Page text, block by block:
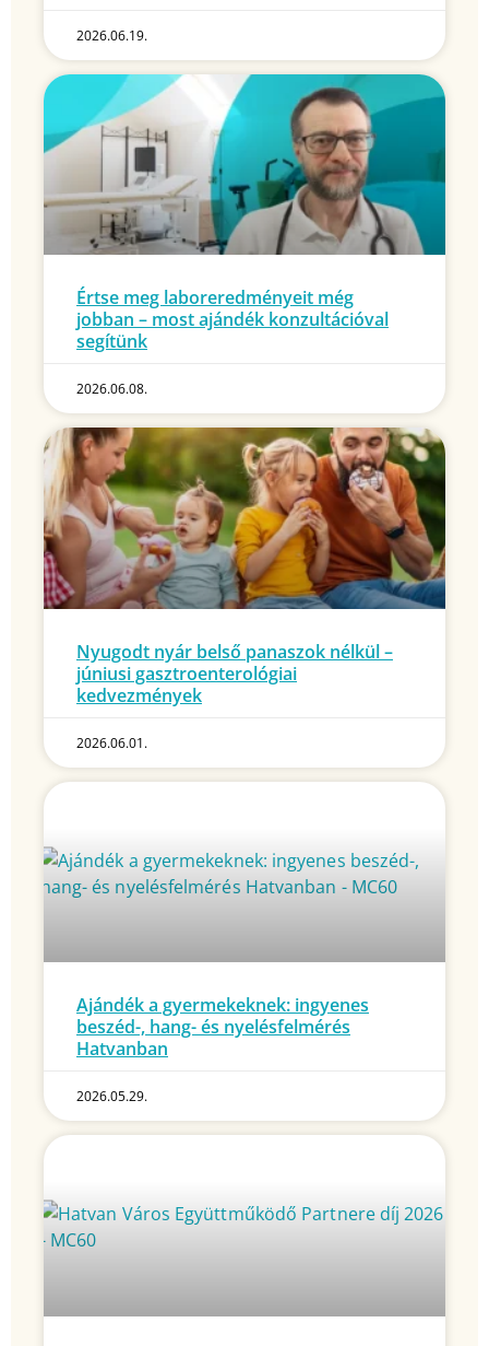
2026.06.19.
Értse meg laboreredményeit még
jobban – most ajándék konzultációval
segítünk
2026.06.08.
Nyugodt nyár belső panaszok nélkül –
júniusi gasztroenterológiai
kedvezmények
2026.06.01.
Ajándék a gyermekeknek: ingyenes
beszéd-, hang- és nyelésfelmérés
Hatvanban
2026.05.29.